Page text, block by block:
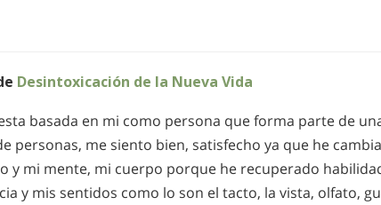
Desintoxicación de la Nueva Vida
basada en mi como persona que forma parte de
personas, me siento bien, satisfecho ya que he
y mi mente, mi cuerpo porque he recuperado
y mis sentidos como lo son el tacto, la vista, olfato,